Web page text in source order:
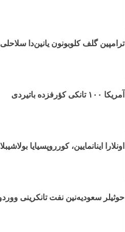
ترامپین گلف کلوبونون یانین‌دا
آمریکا ۱۰۰ تانکی کؤرفزده باتیردی
اونلارا اینانمایین، کورروپسیایا
حوثیلر سعودیه‌نین نفت تانکرینی